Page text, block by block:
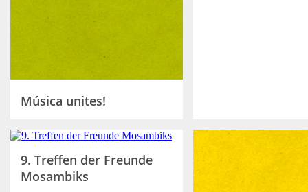
Música unites!
9. Treffen der Freunde
Mosambiks